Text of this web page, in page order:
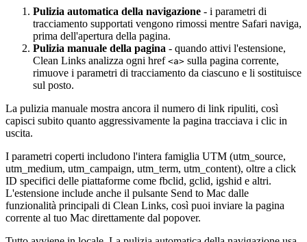
Pulizia automatica della navigazione - i parametri di
tracciamento supportati vengono rimossi mentre Safari naviga,
prima dell'apertura della pagina.
Pulizia manuale della pagina - quando attivi l'estensione,
Clean Links analizza ogni href <a> sulla pagina corrente,
rimuove i parametri di tracciamento da ciascuno e li sostituisce
sul posto.
La pulizia manuale mostra ancora il numero di link ripuliti, così
capisci subito quanto aggressivamente la pagina tracciava i clic in
uscita.
I parametri coperti includono l'intera famiglia UTM (utm_source,
utm_medium, utm_campaign, utm_term, utm_content), oltre a click
ID specifici delle piattaforme come fbclid, gclid, igshid e altri.
L'estensione include anche il pulsante Send to Mac dalle
funzionalità principali di Clean Links, così puoi inviare la pagina
corrente al tuo Mac direttamente dal popover.